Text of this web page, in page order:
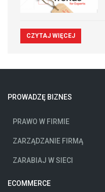
CZYTAJ WIĘCEJ
PROWADZĘ BIZNES
PRAWO W FIRMIE
ZARZĄDZANIE FIRMĄ
ZARABIAJ W SIECI
ECOMMERCE